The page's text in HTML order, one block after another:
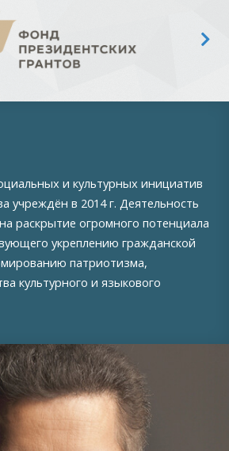
и культурных инициатив
учреждён в 2014 г. Деятельность
раскрытие огромного потенциала
укреплению гражданской
патриотизма,
культурного и языкового